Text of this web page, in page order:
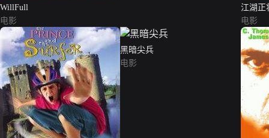
WillFull
电影
江湖正
电影
黑暗尖兵
电影